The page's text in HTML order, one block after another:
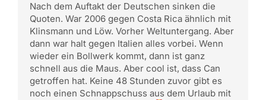
Nach dem Auftakt der Deutschen sinken die
Quoten. War 2006 gegen Costa Rica ähnlich mit
Klinsmann und Löw. Vorher Weltuntergang. Aber
dann war halt gegen Italien alles vorbei. Wenn
wieder ein Bollwerk kommt, dann ist ganz
schnell aus die Maus. Aber cool ist, dass Can
getroffen hat. Keine 48 Stunden zuvor gibt es
noch einen Schnappschuss aus dem Urlaub mit